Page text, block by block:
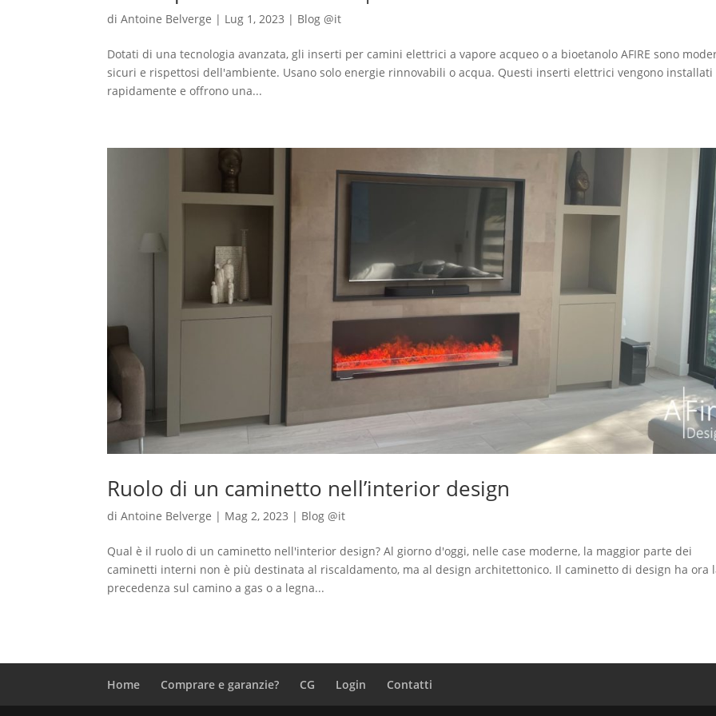
diAntoine Belverge | Lug 1, 2023 | Blog @it
Dotati di una tecnologia avanzata, gli inserti per camini elettrici a vapore acqueo o a bioetanolo AFIRE sono
sicuri e rispettosi dell'ambiente. Usano solo energie rinnovabili o acqua. Questi inserti elettrici vengono installati
rapidamente e offrono una...
Ruolo di un caminetto nell’interior design
diAntoine Belverge | Mag 2, 2023 | Blog @it
Qual è il ruolo di un caminetto nell'interior design? Al giorno d'oggi, nelle case moderne, la maggior parte dei
caminetti interni non è più destinata al riscaldamento, ma al design architettonico. Il caminetto di design ha ora
precedenza sul camino a gas o a legna...
Home Comprare e garanzie? CG Login Contatti